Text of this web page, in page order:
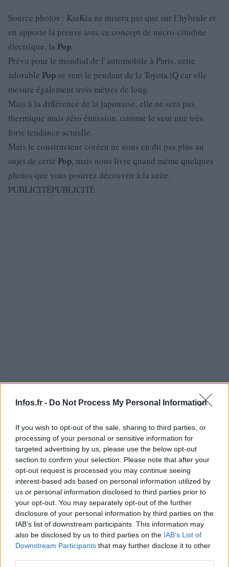
Infos.fr - Do Not Process My Personal Information
If you wish to opt-out of the sale, sharing to third parties, or
processing of your personal or sensitive information for
targeted advertising by us, please use the below opt-out
section to confirm your selection. Please note that after your
opt-out request is processed you may continue seeing
interest-based ads based on personal information utilized by
us or personal information disclosed to third parties prior to
your opt-out. You may separately opt-out of the further
disclosure of your personal information by third parties on the
IAB’s list of downstream participants. This information may
also be disclosed by us to third parties on the IAB’s List of
Downstream Participants that may further disclose it to other
Source photos : KiaKia ne misera pas que sur l’hybride et
en apporte la preuve avec ce concept de micro-citadine
électrique, la Pop.
Prévu pour le mondial de l’automobile à Paris, cette
adorable Pop se veut le pendant de la Toyota iQ car elle
mesure également trois mètres de long.
Mais à la différence de la japonaise, elle ne sera pas
thermique mais zéro émission, comme le veut une très
forte tendance actuelle.
Mais le constructeur coréen ne nous en dit pas plus au
sujet de cette Pop, mais nous livre quand même quelques
photos que vous pourrez découvrir à la suite.
PUBLICITÉPUBLICITÉ
AUTEUR